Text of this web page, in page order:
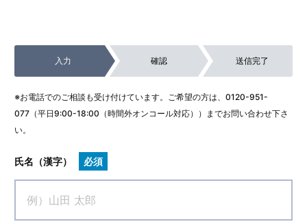
入力 確認 送信完了
※お電話でのご相談も受け付けています。ご希望の方は、 0120-951-
077 （平日9:00-18:00（時間外オンコール対応））までお問い合わせ下さ
い。
氏名（漢字） 必須